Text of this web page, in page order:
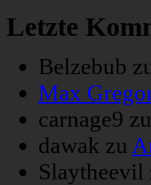
Letzte
Belzebub
Max
carnage9 zu
dawak zu
Slaytheevil